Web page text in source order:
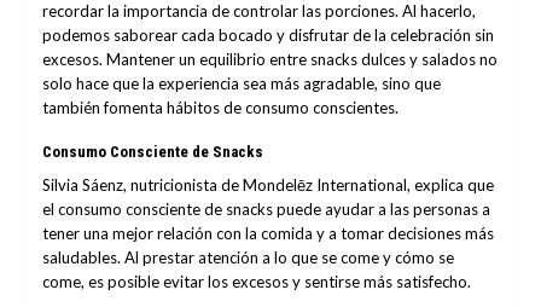
recordar la importancia de controlar las porciones. Al hacerlo,
podemos saborear cada bocado y disfrutar de la celebración sin
excesos. Mantener un equilibrio entre snacks dulces y salados no
solo hace que la experiencia sea más agradable, sino que
también fomenta hábitos de consumo conscientes.
Consumo Consciente de Snacks
Silvia Sáenz, nutricionista de Mondelēz International, explica que
el consumo consciente de snacks puede ayudar a las personas a
tener una mejor relación con la comida y a tomar decisiones más
saludables. Al prestar atención a lo que se come y cómo se
come, es posible evitar los excesos y sentirse más satisfecho.